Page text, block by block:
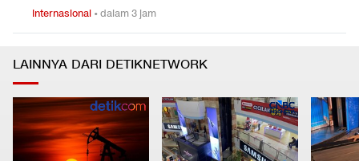
Internasional •dalam 3 jam
LAINNYA DARI DETIKNETWORK